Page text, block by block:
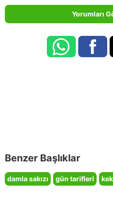
Yorumları
Benzer Başlıklar
damla sakızı gün tarifleri